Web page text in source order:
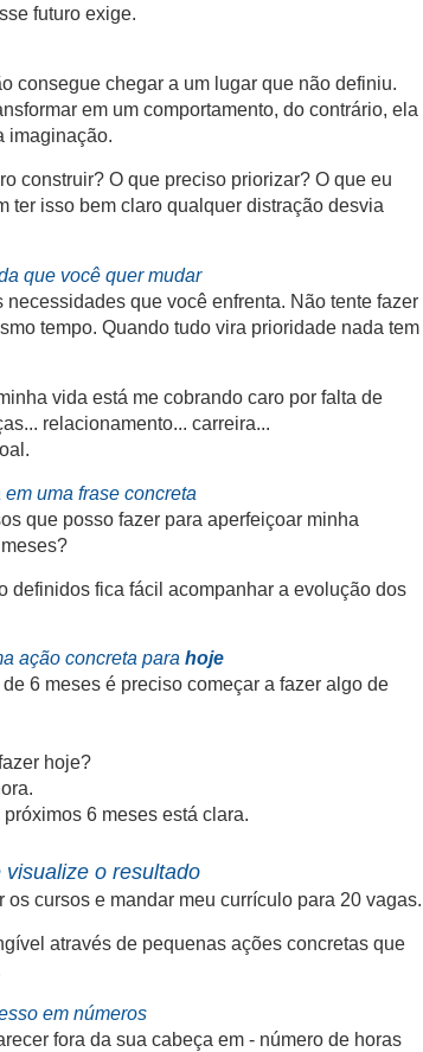
futuro exige.
consegue chegar a um lugar que não definiu.
em um comportamento, do contrário, ela
imaginação.
construir? O que preciso priorizar? O que eu
ter isso bem claro qualquer distração desvia
que você quer mudar
necessidades que você enfrenta. Não tente fazer
tempo. Quando tudo vira prioridade nada tem
vida está me cobrando caro por falta de
relacionamento... carreira...
uma frase concreta
que posso fazer para aperfeiçoar minha
definidos fica fácil acompanhar a evolução dos
ação concreta para hoje
6 meses é preciso começar a fazer algo de
hoje?
6 meses está clara.
o resultado
os cursos e mandar meu currículo para 20 vagas.
através de pequenas ações concretas que
em números
fora da sua cabeça em - número de horas